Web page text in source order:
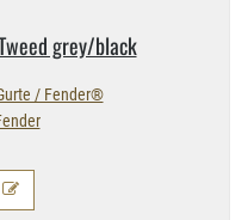
grey/​black
/ Fender®